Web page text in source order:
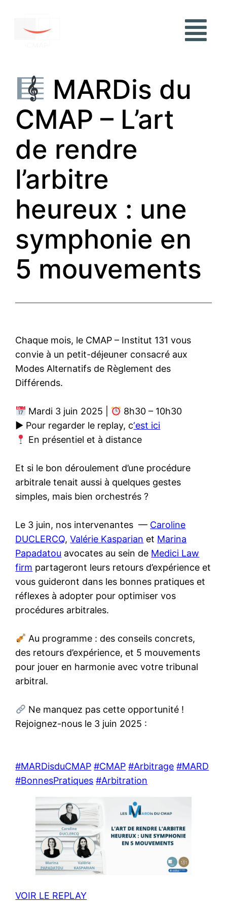
MARDis du
CMAP – L’art
de rendre
l’arbitre
heureux : une
symphonie en
5 mouvements
Chaque mois, le CMAP – Institut 131 vous
convie à un petit-déjeuner consacré aux
Modes Alternatifs de Règlement des
Différends.
Mardi 3 juin 2025 |
8h30 – 10h30
▶ Pour regarder le replay, c‘est ici
En présentiel et à distance
Et si le bon déroulement d’une procédure
arbitrale tenait aussi à quelques gestes
simples, mais bien orchestrés ?
Le 3 juin, nos intervenantes — Caroline
DUCLERCQ,Valérie Kasparian et Marina
Papadatou avocates au sein de Medici Law
firm partageront leurs retours d’expérience et
vous guideront dans les bonnes pratiques et
réflexes à adopter pour optimiser vos
procédures arbitrales.
Au programme : des conseils concrets,
des retours d’expérience, et 5 mouvements
pour jouer en harmonie avec votre tribunal
arbitral.
Ne manquez pas cette opportunité !
Rejoignez-nous le 3 juin 2025 :
#MARDisduCMAP #CMAP #Arbitrage #MARD
#BonnesPratiques #Arbitration
VOIR LE REPLAY